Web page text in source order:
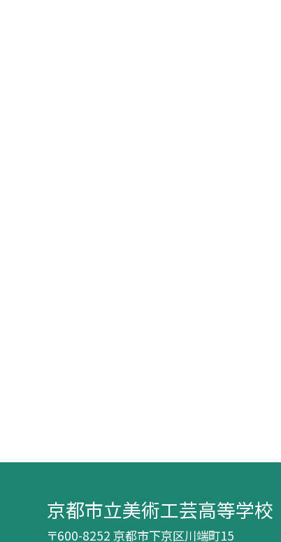
京都市立美術工芸高等学校
〒600-8252 京都市下京区川端町15